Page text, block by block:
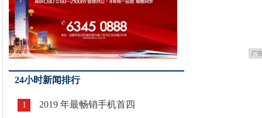
广
24小时新闻排行
1 2019 年最畅销手机首四